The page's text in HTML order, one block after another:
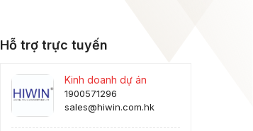
Hỗ trợ trực tuyến
Kinh doanh dự án
1900571296
sales@hiwin.com.hk